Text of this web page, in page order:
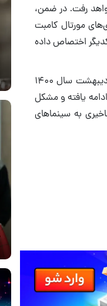
رفت. در ضمن،
مورتال کامبت
اختصاص داده
Shang-Chi سومین فیلم فاز چهارم دنیای سینمایی مارول بوده و قرار است از تاریخ ۱۷ اردیبهشت سال ۱۴۰۰
ادامه یافته و مشکل
به سینماهای